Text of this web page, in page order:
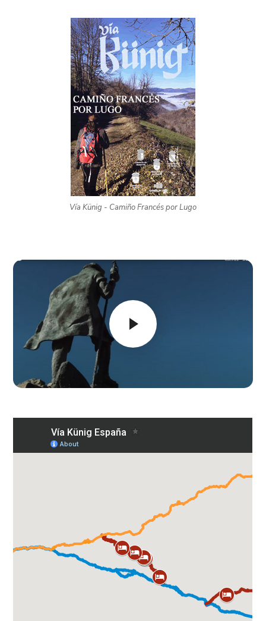
Vía Künig - Camiño Francés por Lugo